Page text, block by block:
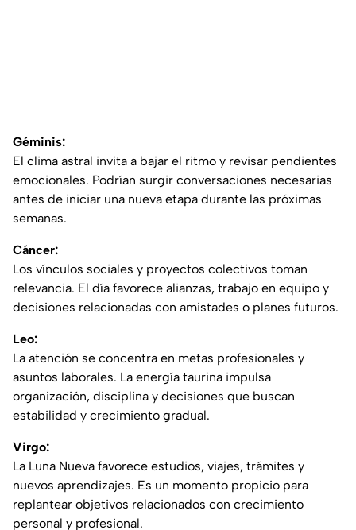
Géminis:
El clima astral invita a bajar el ritmo y revisar pendientes
emocionales. Podrían surgir conversaciones necesarias
antes de iniciar una nueva etapa durante las próximas
semanas.
Cáncer:
Los vínculos sociales y proyectos colectivos toman
relevancia. El día favorece alianzas, trabajo en equipo y
decisiones relacionadas con amistades o planes futuros.
Leo:
La atención se concentra en metas profesionales y
asuntos laborales. La energía taurina impulsa
organización, disciplina y decisiones que buscan
estabilidad y crecimiento gradual.
Virgo:
La Luna Nueva favorece estudios, viajes, trámites y
nuevos aprendizajes. Es un momento propicio para
replantear objetivos relacionados con crecimiento
personal y profesional.